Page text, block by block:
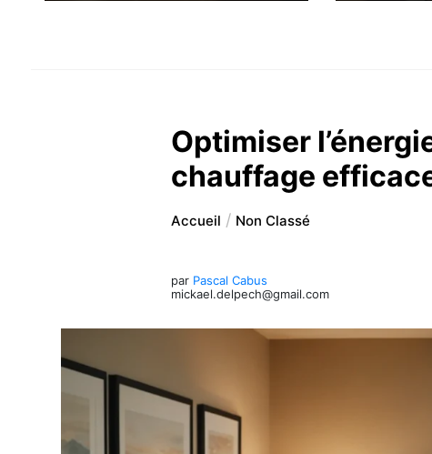
Optimiser
chauffage
Accueil Non Classé
par Pascal Cabus
mickael.delpech@gmail.com